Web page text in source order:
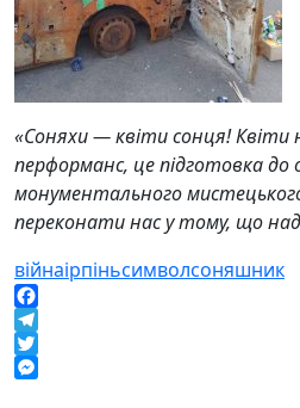
«Соняхи — квіти сонця! Квіти
перформанс, це підготовка до
монументального
переконати нас у тому, що
війнаірпіньсимволсоняшник
Facebook
Telegram
Twitter